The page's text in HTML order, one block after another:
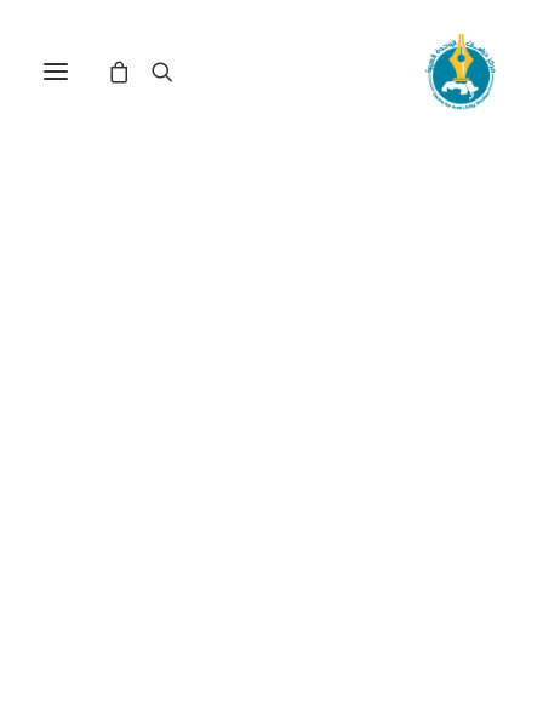
مركز دراسات الوحدة العربية